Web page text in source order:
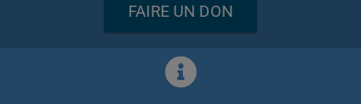
FAIRE UN DON